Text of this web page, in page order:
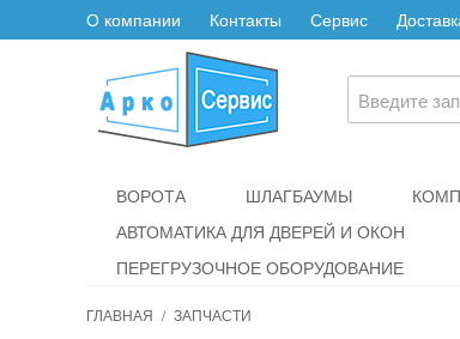
О компании Контакты Сервис
ВОРОТА ШЛАГБАУМЫ
АВТОМАТИКА ДЛЯ ДВЕРЕЙ И ОКОН
ПЕРЕГРУЗОЧНОЕ ОБОРУДОВАНИЕ
ГЛАВНАЯ / ЗАПЧАСТИ